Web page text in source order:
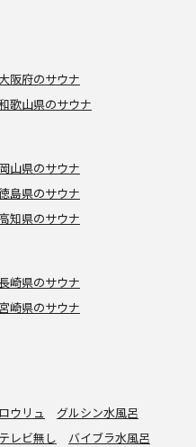
阪府のサウナ
歌山県のサウナ
岡山県のサウナ
島県のサウナ
高知県のサウナ
崎県のサウナ
宮崎県のサウナ
ウリュ
グルシン水風呂
レビ無し
バイブラ水風呂